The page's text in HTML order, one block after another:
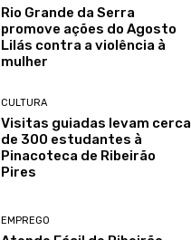
Rio Grande da Serra
promove ações do Agosto
Lilás contra a violência à
mulher
CULTURA
Visitas guiadas levam cerca
de 300 estudantes à
Pinacoteca de Ribeirão
Pires
EMPREGO